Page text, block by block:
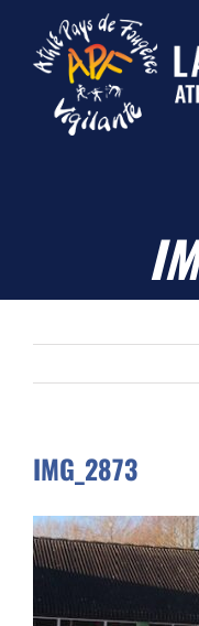
Passer
contenu
Photos
Contact
IMG_2873